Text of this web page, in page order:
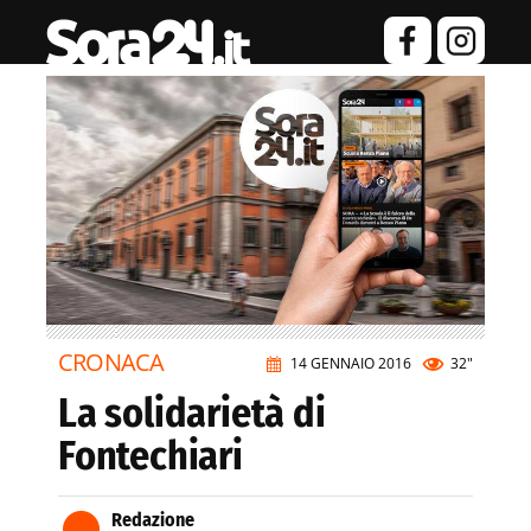
14 GENNAIO 2016 32"
CRONACA
La solidarietà di
Fontechiari
Redazione